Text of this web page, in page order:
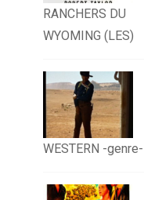
RANCHERS DU
WYOMING (LES)
WESTERN -genre-